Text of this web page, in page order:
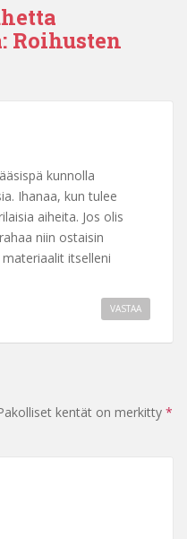
Roihusten
kunnolla
Ihanaa, kun tulee
aiheita. Jos olis
niin ostaisin
itselleni
VASTAA
kentät on merkitty *